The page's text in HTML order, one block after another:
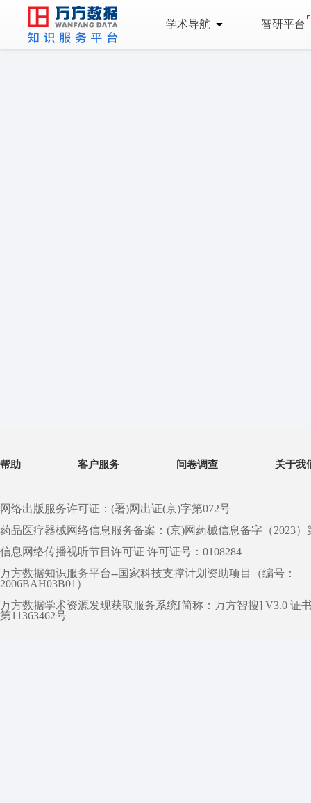
学术导航 智研平台
帮助 客户服务 问卷调查 关于我
网络出版服务许可证：(署)网出证(京)字第072号
药品医疗器械网络信息服务备案：(京)网药械信息备字（2023）
信息网络传播视听节目许可证 许可证号：0108284
万方数据知识服务平台--国家科技支撑计划资助项目（编号：
2006BAH03B01）
万方数据学术资源发现获取服务系统[简称：万方智搜] V3.0 证
第11363462号